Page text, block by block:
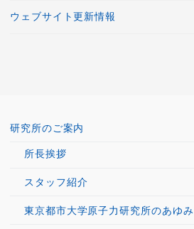
ウェブサイト更新情報
研究所のご案内
所長挨拶
スタッフ紹介
東京都市大学原子力研究所のあゆみ